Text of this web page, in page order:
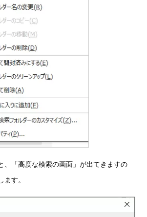
、「高度な検索の画面」が出てきますの
す。